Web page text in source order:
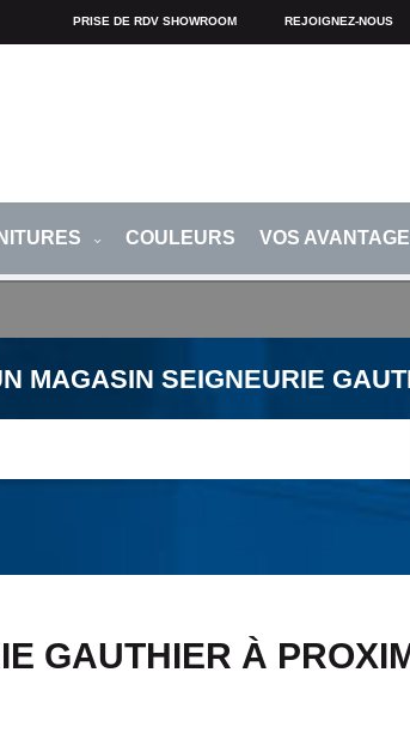
PRISE DE RDV SHOWROOM REJOIGNEZ-NOUS
COULEURS VOS
MAGASIN SEIGNEURIE
GAUTHIER À